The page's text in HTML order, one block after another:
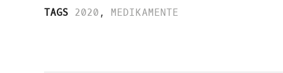
TAGS 2020, MEDIKAMENTE